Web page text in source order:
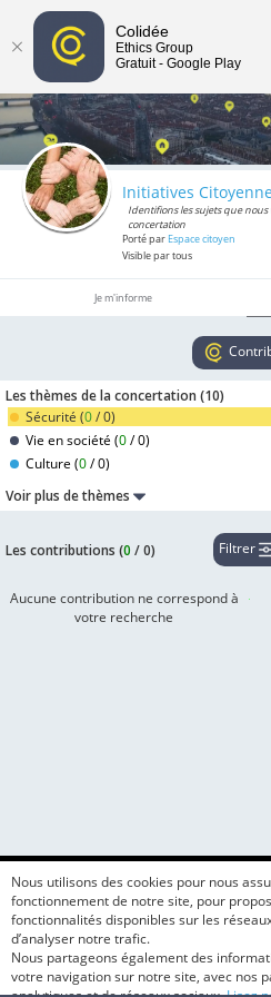
Initiatives
Identifions les sujets que
concertation
Porté par Espace citoyen
Visible par tous
Je m'informe
Les thèmes de la concertation (10)
Sécurité (0/0)
Vie en société (0/0)
Culture (0/0)
Voir plus de thèmes
Les contributions (0 /0) Filtrer
Aucune contribution ne correspond à
votre recherche
Nous utilisons des cookies pour nous
fonctionnement de notre site, pour
fonctionnalités disponibles sur les
d’analyser notre trafic.
Nous partageons également des
votre navigation sur notre site, avec nos
Colidée
Ethics Group
Gratuit - Google Play